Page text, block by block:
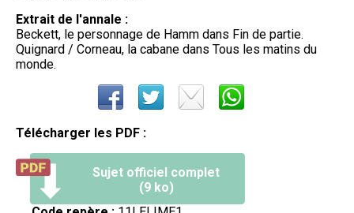
Extrait de l'annale :
Beckett, le personnage de Hamm dans Fin de partie.
Quignard / Corneau, la cabane dans Tous les matins du
monde.
Télécharger les PDF :
Sujet officiel complet
(9 ko)